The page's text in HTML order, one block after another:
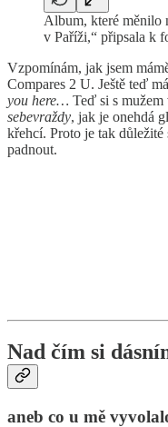
Album, které měnilo
v Paříži,“ připsala k
Vzpomínám, jak jsem
Compares 2 U. Ještě teď
you here… Teď si s mužem
sebevraždy, jak je onehdá
křehcí. Proto je tak důležité
padnout.
Nad čím si
aneb co u mě